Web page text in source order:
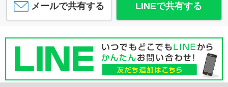
メールで共有する LINEで共有する